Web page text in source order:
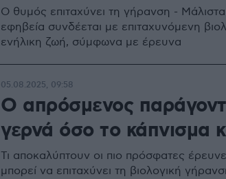
Ο θυμός επιταχύνει τη γήρανση - Μάλιστα
εφηβεία συνδέεται με επιταχυνόμενη
ενήλικη ζωή, σύμφωνα με έρευνα
O απρόσμενος
γερνά όσο το κάπνισμα
Τι αποκαλύπτουν οι πιο πρόσφατες
μπορεί να επιταχύνει τη βιολογική
05.08.2025, 09:58